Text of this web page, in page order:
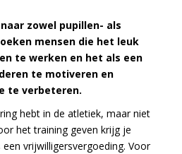
zowel pupillen- als
mensen die het leuk
te werken en het als een
te motiveren en
te verbeteren.
hebt in de atletiek, maar niet
het training geven krijg je
een vrijwilligersvergoeding. Voor